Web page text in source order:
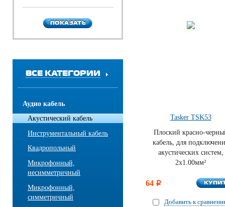
ПОКАЗАТЬ
ПОКАЗАТЬ
ВСЕ КАТЕГОРИИ
Аудио кабель
Акустический кабель
Инструментальный кабель
Квадропольный
Микрофонный,
несимметричный
Микрофонный,
симметричный
Tasker TSK53
Плоский красно-
кабель, для
акустических систем,
2х1.00мм²
64 i
Добавить к